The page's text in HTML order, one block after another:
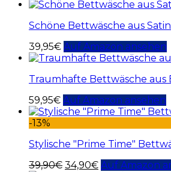
Schöne Bettwäsche aus
39,95€ Auf Amazon ansehen
Traumhafte Bettwäsche aus
59,95€ Auf Amazon ansehen
-13%
Stylische "Prime Time"
39,90€ 34,90€ Auf Amazon